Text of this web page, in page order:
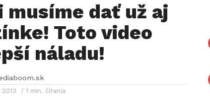
musíme dať už aj
Toto video
náladu!
/ 1 min. čítania